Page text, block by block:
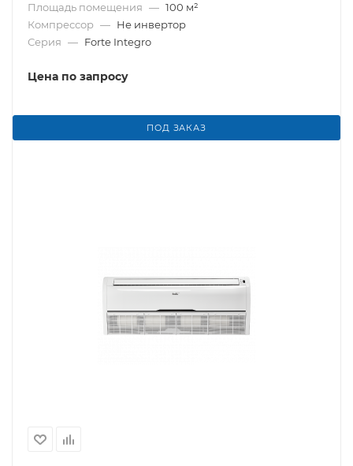
Площадь помещения — 100 м²
Компрессор — Не инвертор
Серия — Forte Integro
Цена по запросу
ПОД ЗАКАЗ